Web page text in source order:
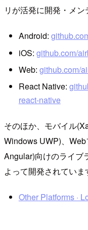
リが活発に開発・メン
Android:
iOS: github.com/
Web: github.com/
React Native:
react-native
そのほか、モバイル
Windows UWP)、Web
Angular)向けのライブ
よって開発されていま
Other Platforms ·